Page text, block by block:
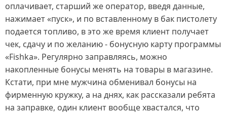
оплачивает, старший же оператор, введя данные,
нажимает «пуск», и по вставленному в бак пистолету
подается топливо, в это же время клиент получает
чек, сдачу и по желанию - бонусную карту программы
«Fishka». Регулярно заправляясь, можно
накопленные бонусы менять на товары в магазине.
Кстати, при мне мужчина обменивал бонусы на
фирменную кружку, а на днях, как рассказали ребята
на заправке, один клиент вообще хвастался, что